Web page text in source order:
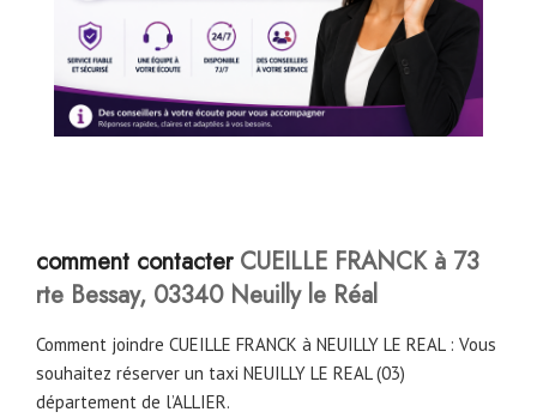
comment contacterCUEILLE FRANCK à 73
rte Bessay, 03340 Neuilly le Réal
Comment joindre CUEILLE FRANCK à NEUILLY LE REAL : Vous
souhaitez réserver un taxi NEUILLY LE REAL (03)
département de l’ALLIER.